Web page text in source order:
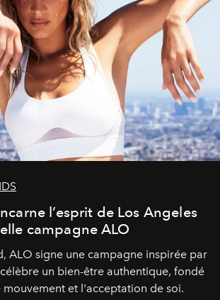
l’esprit de Los Angeles
campagne ALO
ALO signe une campagne inspirée par
un bien-être authentique, fondé
et l'acceptation de soi.